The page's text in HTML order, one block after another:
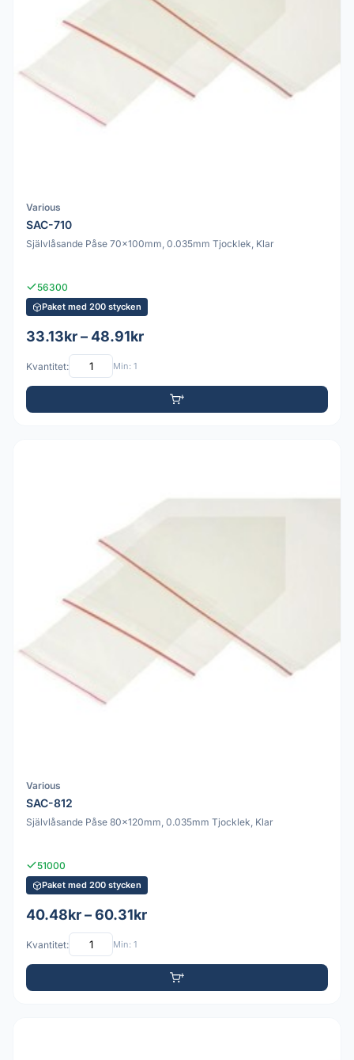
Various
SAC-710
Självlåsande Påse 70x100mm, 0.035mm Tjocklek, Klar
56300
Paket med 200 stycken
33.13kr – 48.91kr
Kvantitet: Min: 1
Various
SAC-812
Självlåsande Påse 80x120mm, 0.035mm Tjocklek, Klar
51000
Paket med 200 stycken
40.48kr – 60.31kr
Kvantitet: Min: 1